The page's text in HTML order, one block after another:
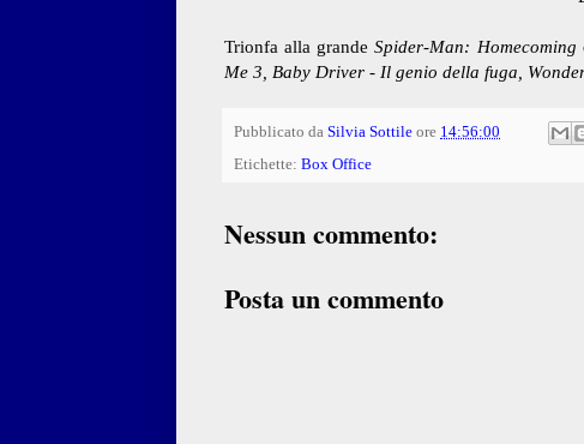
Trionfa alla grandeSpider-Man: Homecoming
Me 3, Baby Driver - Il genio della fuga,
Pubblicato da Silvia Sottile ore 14:56:00
Etichette: Box Office
Nessun commento:
Posta un commento